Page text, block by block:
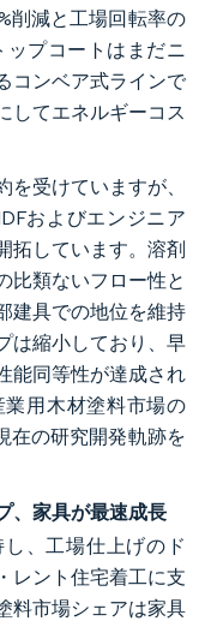
削減と工場回転率の
ップコートはまだニ
コンベア式ラインで
してエネルギーコス
受けていますが、
およびエンジニア
拓しています。溶剤
比類ないフロー性と
建具での地位を維持
は縮小しており、早
能同等性が達成され
業用木材塗料市場の
在の研究開発軌跡を
、家具が最速成長
し、工場仕上げのド
レント住宅着工に支
料市場シェアは家具